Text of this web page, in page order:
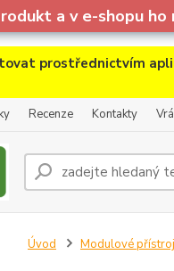
a v e-shopu ho
prostřednictvím
Recenze Kontakty
Úvod Modulové